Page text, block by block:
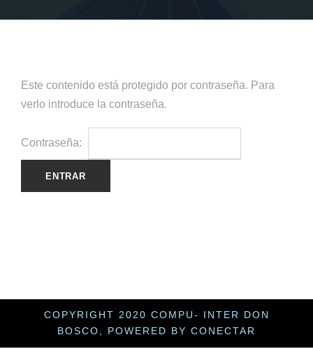
Este contenido está protegido por contraseña. Para
verlo introduce la contraseña.
Contraseña:
COPYRIGHT 2020 COMPU- INTER DON
BOSCO, POWERED BY CONECTAR